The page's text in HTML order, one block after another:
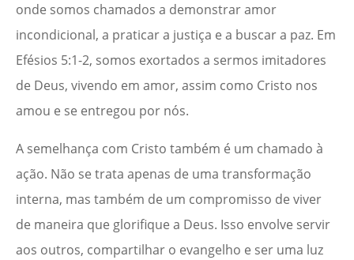
onde somos chamados a demonstrar amor
incondicional, a praticar a justiça e a buscar a paz. Em
Efésios 5:1-2, somos exortados a sermos imitadores
de Deus, vivendo em amor, assim como Cristo nos
amou e se entregou por nós.
A semelhança com Cristo também é um chamado à
ação. Não se trata apenas de uma transformação
interna, mas também de um compromisso de viver
de maneira que glorifique a Deus. Isso envolve servir
aos outros, compartilhar o evangelho e ser uma luz